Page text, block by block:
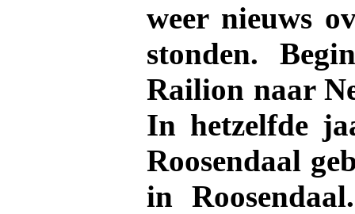
weer nieuws
stonden.
Railion naar
In hetzelfde
Roosendaal
in